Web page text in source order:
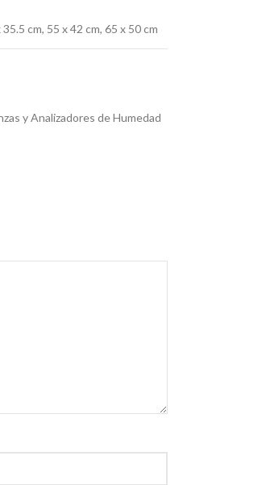
35.5 cm, 55 x 42 cm, 65 x 50 cm
y Analizadores de Humedad